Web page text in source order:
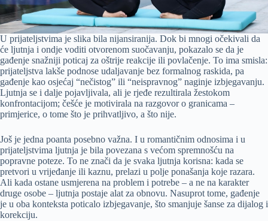
U prijateljstvima je slika bila nijansiranija. Dok bi mnogi očekivali da
će ljutnja i ondje voditi otvorenom suočavanju, pokazalo se da je
gađenje snažniji poticaj za oštrije reakcije ili povlačenje. To ima smisla:
prijateljstva lakše podnose udaljavanje bez formalnog raskida, pa
gađenje kao osjećaj “nečistog” ili “neispravnog” naginje izbjegavanju.
Ljutnja se i dalje pojavljivala, ali je rjeđe rezultirala žestokom
konfrontacijom; češće je motivirala na razgovor o granicama –
primjerice, o tome što je prihvatljivo, a što nije.
Još je jedna poanta posebno važna. I u romantičnim odnosima i u
prijateljstvima ljutnja je bila povezana s većom spremnošću na
popravne poteze. To ne znači da je svaka ljutnja korisna: kada se
pretvori u vrijeđanje ili kaznu, prelazi u polje ponašanja koje razara.
Ali kada ostane usmjerena na problem i potrebe – a ne na karakter
druge osobe – ljutnja postaje alat za obnovu. Nasuprot tome, gađenje
je u oba konteksta poticalo izbjegavanje, što smanjuje šanse za dijalog i
korekciju.